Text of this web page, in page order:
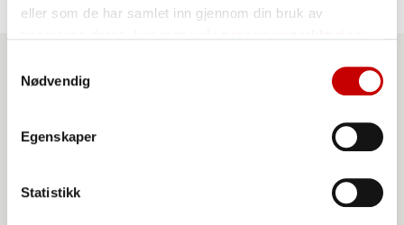
eller som de har samlet inn gjennom din bruk av
Nødvendig
Egenskaper
Statistikk
til denne oppskriften